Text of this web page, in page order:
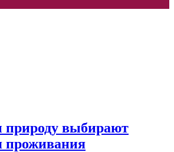
выбирают
проживания